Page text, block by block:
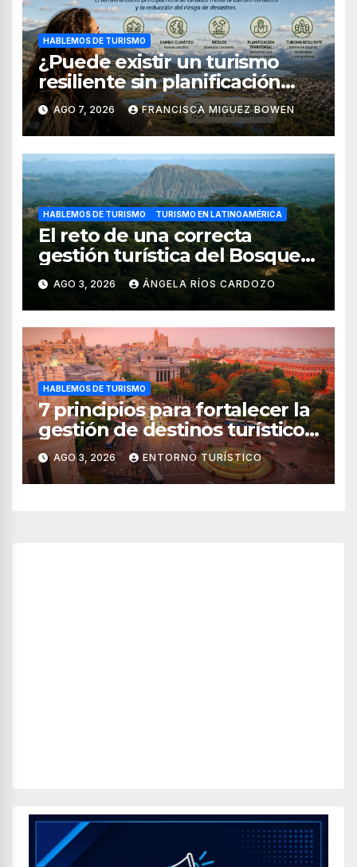
HABLEMOS DE TURISMO
¿Puede existir un turismo
resiliente sin planificación
territorial?
AGO 7, 2026 FRANCISCA MIGUEZ BOWEN
HABLEMOS DE TURISMO TURISMO EN LATINOAMÉRICA
El reto de una correcta
gestión turística del Bosque
de Pomac (en Perú)
AGO 3, 2026 ÁNGELA RÍOS CARDOZO
HABLEMOS DE TURISMO
7 principios para fortalecer la
gestión de destinos turísticos,
según el WTTC
AGO 3, 2026 ENTORNO TURÍSTICO